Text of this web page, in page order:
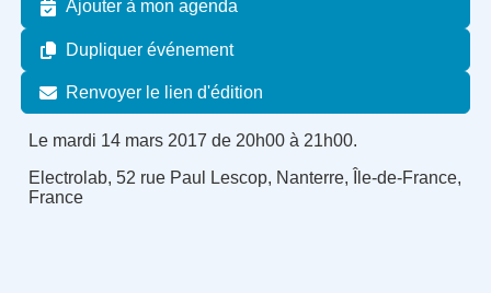
Ajouter à mon agenda
Dupliquer événement
Renvoyer le lien d'édition
Le mardi 14 mars 2017 de 20h00 à 21h00.
Electrolab, 52 rue Paul Lescop, Nanterre, Île-de-France,
France